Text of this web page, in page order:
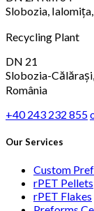
Slobozia,
Recycling Plant
DN 21
Slobozia-
România
+40 243 232 855
Our Services
Custom
rPET Pellets
rPET Flakes